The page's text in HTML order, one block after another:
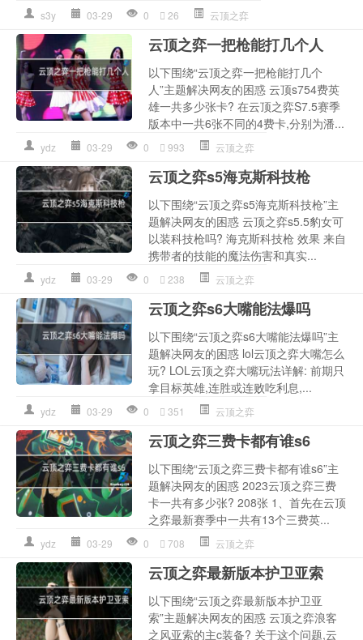
s3y 03-29 0 26 云顶之弈
云顶之弈一把枪能打几个人
以下围绕“云顶之弈一把枪能打几个
人”主题解决网友的困惑 云顶s754费英
雄一共多少张卡? 在云顶之弈S7.5赛季
版本中一共6张不同的4费卡,分别为潘...
ydz 03-29 0 993 云顶之弈
云顶之弈s5海克斯科技枪
以下围绕“云顶之弈s5海克斯科技枪”主
题解决网友的困惑 云顶之弈s5.5豹女可
以装科技枪吗? 海克斯科技枪 效果 来自
携带者的技能的魔法伤害和真实...
ydz 03-29 0 238 云顶之弈
云顶之弈s6大嘴能法爆吗
以下围绕“云顶之弈s6大嘴能法爆吗”主
题解决网友的困惑 lol云顶之弈大嘴怎么
玩? LOL云顶之弈大嘴玩法详解: 前期只
拿目标英雄,连胜或连败吃利息,...
ydz 03-29 0 351 云顶之弈
云顶之弈三费卡都有谁s6
以下围绕“云顶之弈三费卡都有谁s6”主
题解决网友的困惑 2023云顶之弈三费
卡一共有多少张? 208张 1、首先在云顶
之弈最新赛季中一共有13个三费英...
ydz 03-29 0 708 云顶之弈
云顶之弈最新版本护卫亚索
以下围绕“云顶之弈最新版本护卫亚
索”主题解决网友的困惑 云顶之弈浪客
之风亚索的主c装备? 关于这个问题,云